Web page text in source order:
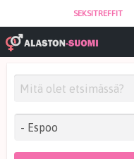
SEKSITREFFIT